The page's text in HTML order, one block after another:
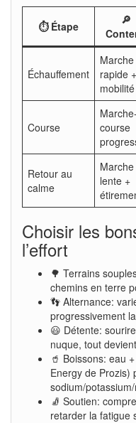
⏱️ Étape
🔎
Échauffement
Marche
rapide +
mobilité
Course
Marche-
course
Retour au
calme
Marche
lente +
Choisir les
l’effort
🌳 Terrains
chemins en terre
👣 Alternance:
progressivement
😃 Détente:
nuque, tout
🥤 Boissons: eau
Energy de Prozis)
sodium/
🧦 Soutien:
retarder la fatigue